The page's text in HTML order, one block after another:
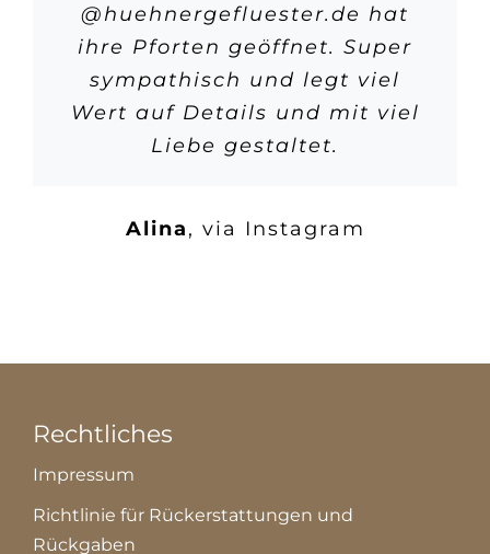
@huehnergefluester.de hat
ihre Pforten geöffnet. Super
sympathisch und legt viel
Wert auf Details und mit viel
Liebe gestaltet.
Alina, via Instagram
Rechtliches
Impressum
Richtlinie für Rückerstattungen und
Rückgaben